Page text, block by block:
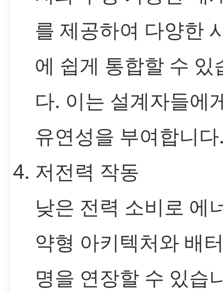
를 제공하여 다양한
에 쉽게 통합할 수 있
다. 이는 설계자들에
유연성을 부여합니
저전력 작동
낮은 전력 소비로 에
약형 아키텍처와 배
명을 연장할 수 있습